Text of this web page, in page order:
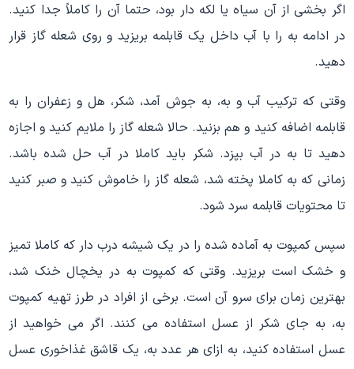
اگر بخشی از آن سیاه یا لکه دار بود، حتما آن را کاملاً جدا کنید.
در ادامه به را با آب داخل یک قابلمه بریزید و روی شعله گاز قرار
دهید.
وقتی که ترکیب آب و به، به جوش آمد، شکر، هل و زعفران را به
قابلمه اضافه کنید و هم بزنید. حالا شعله گاز را ملایم کنید و اجازه
دهید تا به در آب بپزد. شکر باید کاملا در آب حل شده باشد.
زمانی که به کاملا پخته شد، شعله گاز را خاموش کنید و صبر کنید
تا محتویات قابلمه سرد شود.
سپس کمپوت به آماده شده را در یک شیشه درب دار که کاملا تمیز
و خشک است بریزید. وقتی که کمپوت به در یخچال خنک شد،
بهترین زمان برای سرو آن است. برخی از افراد در طرز تهیه کمپوت
به، به جای شکر از عسل استفاده می کنند. اگر می خواهید از
عسل استفاده کنید، به ازای هر عدد به، یک قاشق غذاخوری عسل